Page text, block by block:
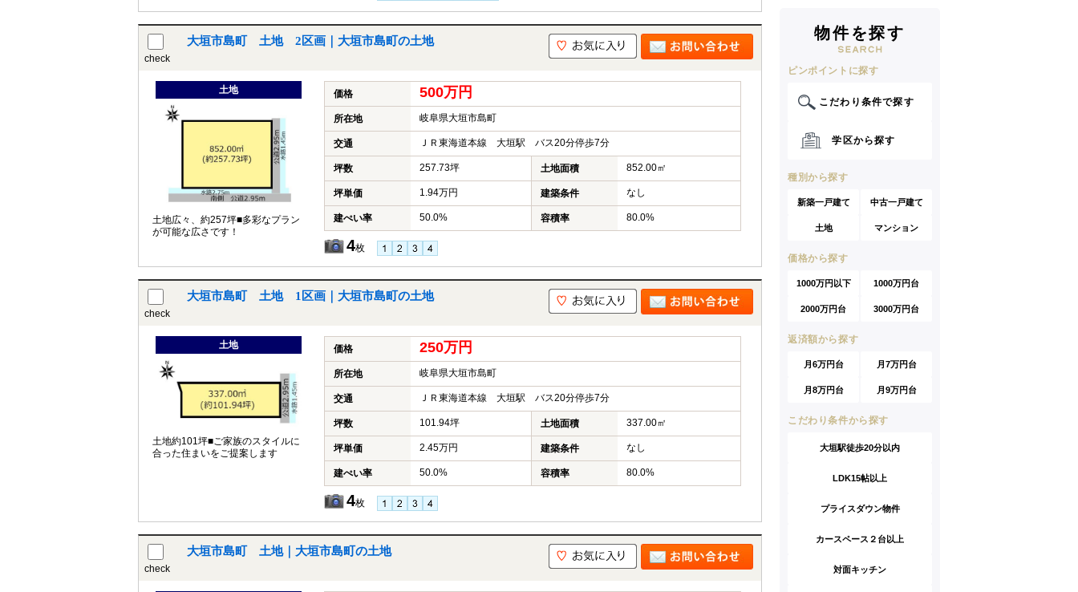
check
大垣市島町 土地 2区画｜大垣市島町の土地
土地
土地広々、約257坪■多彩なプラン
が可能な広さです！
価格 500万円
所在地 岐阜県大垣市島町
交通 ＪＲ東海道本線 大垣駅 バス20分停歩7分
坪数 257.73坪 土地面積 852.00㎡
坪単価 1.94万円 建築条件 なし
建ぺい率 50.0% 容積率 80.0%
4枚
check
大垣市島町 土地 1区画｜大垣市島町の土地
土地
土地約101坪■ご家族のスタイルに
合った住まいをご提案します
価格 250万円
所在地 岐阜県大垣市島町
交通 ＪＲ東海道本線 大垣駅 バス20分停歩7分
坪数 101.94坪 土地面積 337.00㎡
坪単価 2.45万円 建築条件 なし
建ぺい率 50.0% 容積率 80.0%
4枚
check
大垣市島町 土地｜大垣市島町の土地
物件を探す
ピンポイントに探す
こだわり条件で探す
学区から探す
種別から探す
新築一戸建て 中古一戸建て
土地 マンション
価格から探す
1000万円以下 1000万円台
2000万円台 3000万円台
返済額から探す
月6万円台 月7万円台
月8万円台 月9万円台
こだわり条件から探す
大垣駅徒歩20分以内
LDK15帖以上
プライスダウン物件
カースペース２台以上
対面キッチン